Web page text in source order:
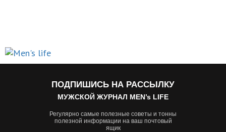
ПОДПИШИСЬ НА РАССЫЛКУ
МУЖСКОЙ ЖУРНАЛ MEN’s LIFE
Регулярно самые полезные советы и тонны
полезной информации на ваш почтовый
ящик